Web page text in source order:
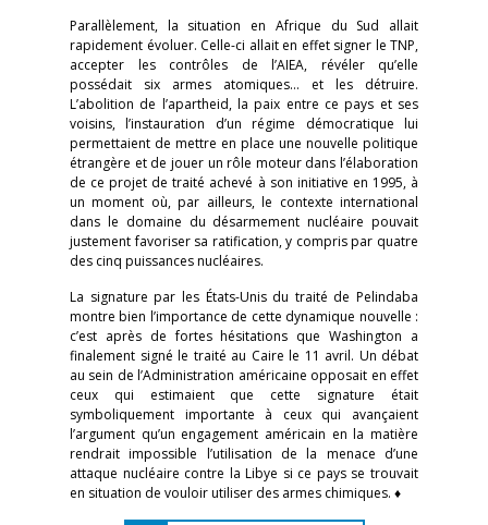
Parallèlement, la situation en Afrique du Sud allait
rapidement évoluer. Celle-ci allait en effet signer le TNP,
accepter les contrôles de l’AIEA, révéler qu’elle
possédait six armes atomiques… et les détruire.
L’abolition de l’apartheid, la paix entre ce pays et ses
voisins, l’instauration d’un régime démocratique lui
permettaient de mettre en place une nouvelle politique
étrangère et de jouer un rôle moteur dans l’élaboration
de ce projet de traité achevé à son initiative en 1995, à
un moment où, par ailleurs, le contexte international
dans le domaine du désarmement nucléaire pouvait
justement favoriser sa ratification, y compris par quatre
des cinq puissances nucléaires.
La signature par les États-Unis du traité de Pelindaba
montre bien l’importance de cette dynamique nouvelle :
c’est après de fortes hésitations que Washington a
finalement signé le traité au Caire le 11 avril. Un débat
au sein de l’Administration américaine opposait en effet
ceux qui estimaient que cette signature était
symboliquement importante à ceux qui avançaient
l’argument qu’un engagement américain en la matière
rendrait impossible l’utilisation de la menace d’une
attaque nucléaire contre la Libye si ce pays se trouvait
en situation de vouloir utiliser des armes chimiques. ♦